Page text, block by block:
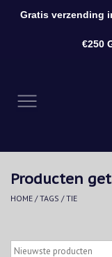
Kleding
Accessoires
Producten
HOME /TAGS /TIE
Gratis verzending
€250